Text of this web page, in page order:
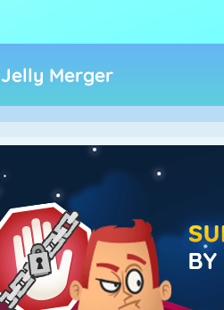
Jelly Merger